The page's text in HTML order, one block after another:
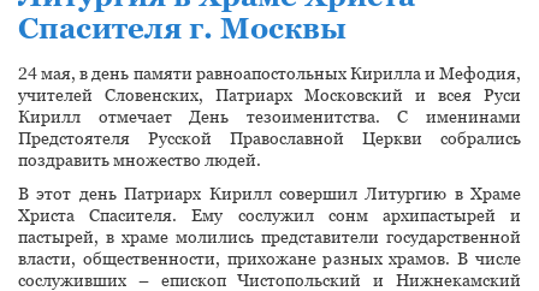
Спасителя г. Москвы
24 мая, в день памяти равноапостольных Кирилла и Мефодия,
учителей Словенских, Патриарх Московский и всея Руси
Кирилл отмечает День тезоименитства. С именинами
Предстоятеля Русской Православной Церкви собрались
поздравить множество людей.
В этот день Патриарх Кирилл совершил Литургию в Храме
Христа Спасителя. Ему сослужил сонм архипастырей и
пастырей, в храме молились представители государственной
власти, общественности, прихожане разных храмов. В числе
сослуживших – епископ Чистопольский и Нижнекамский